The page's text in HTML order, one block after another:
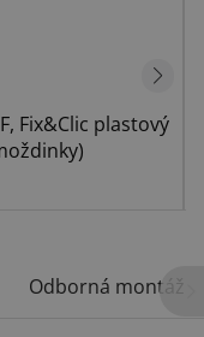
Fix&Clic plastový
Odborná montáž